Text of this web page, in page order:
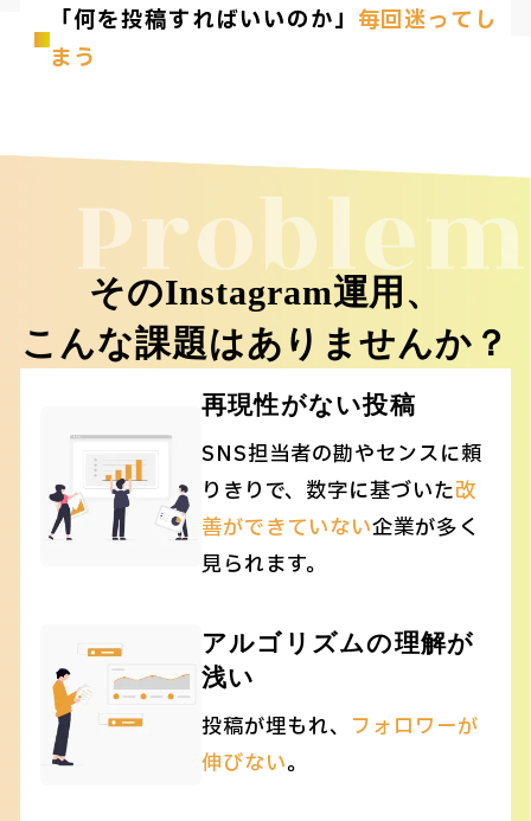
「何を投稿すればいいのか」 毎回迷ってし
まう
Problem
そのInstagram運用、
こんな課題はありませんか？
再現性がない投稿
SNS担当者の勘やセンスに頼
りきりで、数字に基づいた改
善ができていない企業が多く
見られます。
アルゴリズムの理解が
浅い
投稿が埋もれ、 フォロワーが
伸びない。